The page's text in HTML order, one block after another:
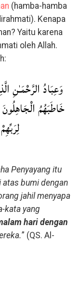
(hamba-hamba
Kenapa
Yaitu karena
oleh Allah.
وَعِبَادُ الرَّحْمَـٰنِ
Penyayang itu
atas bumi dengan
jahil menyapa
kata yang
hari dengan
” (QS. Al-